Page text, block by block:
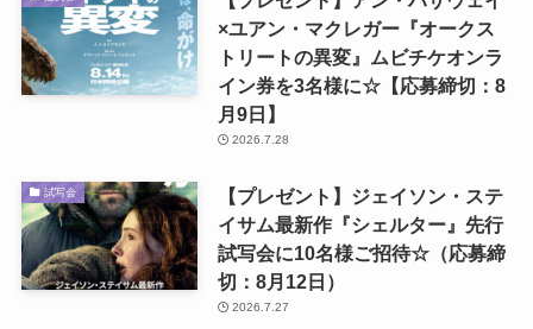
×ユアン・マクレガー『オークス
トリートの異変』ムビチケオンラ
イン券を3名様に☆【応募締切：8
月9日】
2026.7.28
試写会
【プレゼント】ジェイソン・ステ
イサム最新作『シェルター』先行
試写会に10名様ご招待☆（応募締
切：8月12日）
2026.7.27